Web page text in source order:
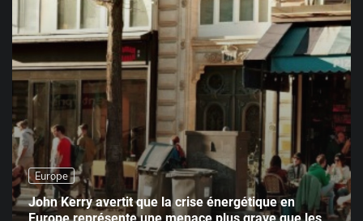
Europe
John Kerry avertit que la crise énergétique en